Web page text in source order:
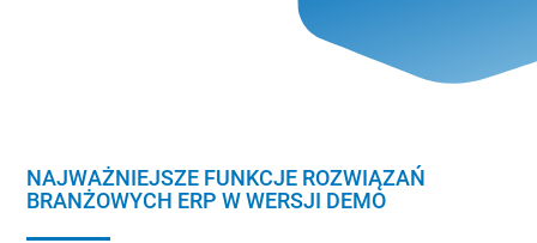
NAJWAŻNIEJSZE FUNKCJE ROZWIĄZAŃ
BRANŻOWYCH ERP W WERSJI DEMO